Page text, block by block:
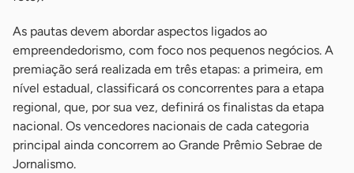
As pautas devem abordar aspectos ligados ao
empreendedorismo, com foco nos pequenos negócios. A
premiação será realizada em três etapas: a primeira, em
nível estadual, classificará os concorrentes para a etapa
regional, que, por sua vez, definirá os finalistas da etapa
nacional. Os vencedores nacionais de cada categoria
principal ainda concorrem ao Grande Prêmio Sebrae de
Jornalismo.